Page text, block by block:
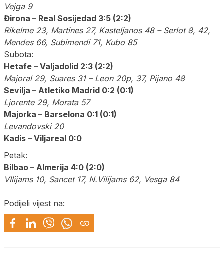
Vejga 9
Đirona – Real Sosijedad 3:5 (2:2)
Rikelme 23, Martines 27, Kasteljanos 48 – Serlot 8, 42,
Mendes 66, Subimendi 71, Kubo 85
Subota:
Hetafe – Valjadolid 2:3 (2:2)
Majoral 29, Suares 31 – Leon 20p, 37, Pijano 48
Sevilja – Atletiko Madrid 0:2 (0:1)
Ljorente 29, Morata 57
Majorka – Barselona 0:1 (0:1)
Levandovski 20
Kadis – Viljareal 0:0
Petak:
Bilbao – Almerija 4:0 (2:0)
VIlijams 10, Sancet 17, N.Vilijams 62, Vesga 84
Podijeli vijest na: